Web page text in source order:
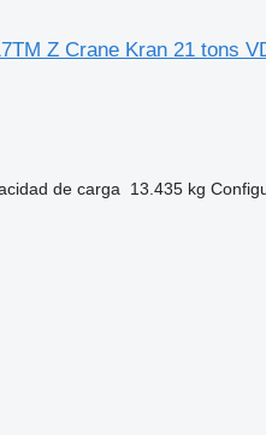
Z Crane Kran 21 tons
de carga 13.435 kg